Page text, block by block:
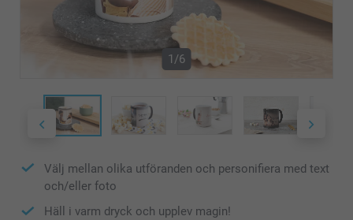
1/6
Välj mellan olika utföranden och personifiera med text
och/eller foto
Häll i varm dryck och upplev magin!